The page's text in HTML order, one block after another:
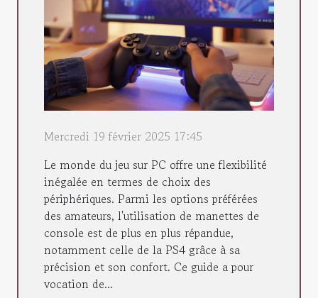
Mercredi 19 février 2025 17:45
Le monde du jeu sur PC offre une flexibilité
inégalée en termes de choix des
périphériques. Parmi les options préférées
des amateurs, l'utilisation de manettes de
console est de plus en plus répandue,
notamment celle de la PS4 grâce à sa
précision et son confort. Ce guide a pour
vocation de...